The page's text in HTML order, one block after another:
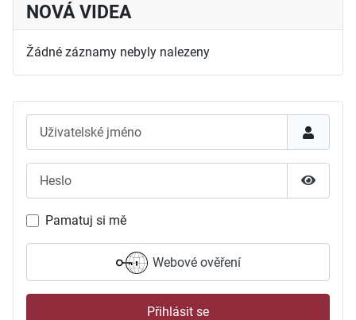
Pamatuj si mě
Webové ověření
Přihlásit se
NOVÁ VIDEA
Žádné záznamy nebyly nalezeny